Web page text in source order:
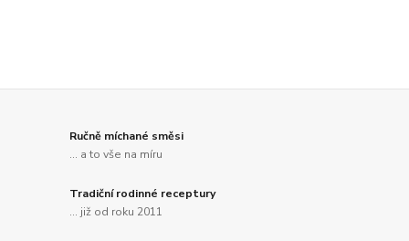
Ručně míchané směsi
... a to vše na míru
Tradiční rodinné receptury
... již od roku 2011